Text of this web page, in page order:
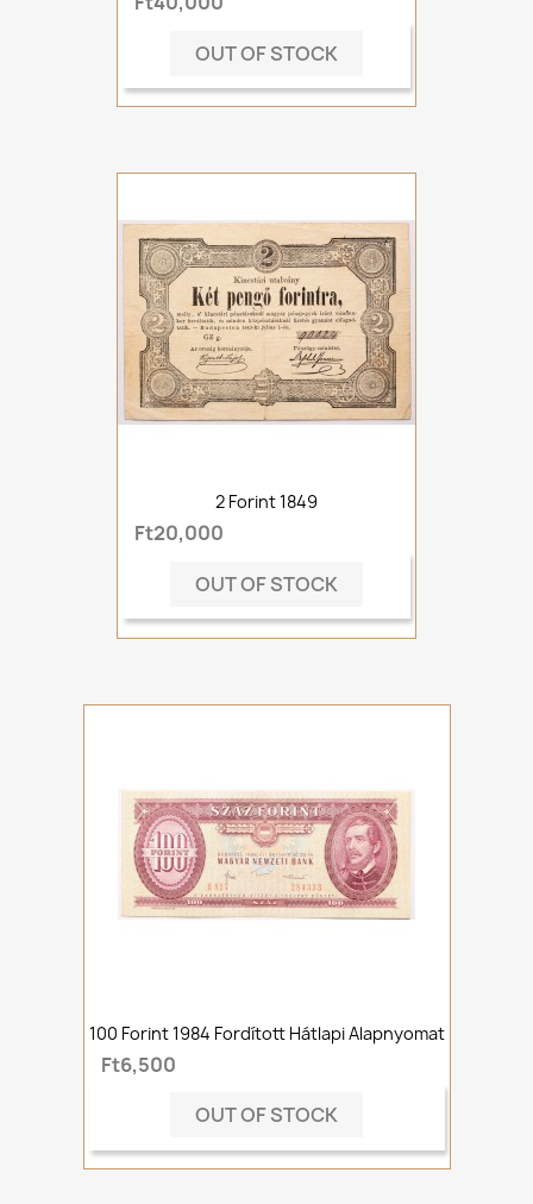
OUT OF STOCK
2 Forint 1849
Ft20,000
OUT OF STOCK
100 Forint 1984 Fordított Hátlapi Alapnyomat
Ft6,500
OUT OF STOCK